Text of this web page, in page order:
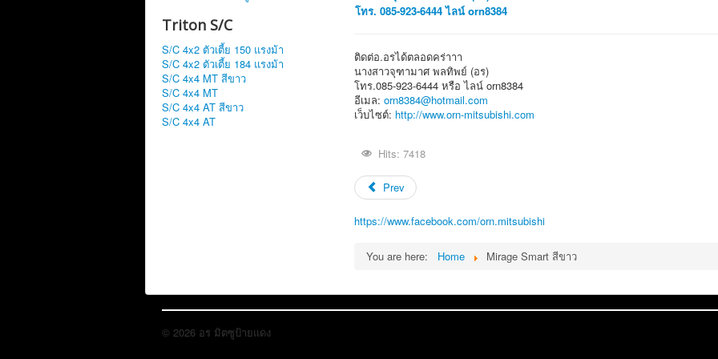
Triton S/C
S/C 4x2 ตัวเตี้ย 150 แรงม้า
S/C 4x2 ตัวเตี้ย 184 แรงม้า
S/C 4x4 MT สีขาว
S/C 4x4 MT
S/C 4x4 AT สีขาว
S/C 4x4 AT
โทร. 085-923-6444 ไลน์ orn8384
ติดต่อ.อรได้ตลอดคร่าาา
นางสาวจุฑามาศ พลทิพย์ (อร)
โทร.085-923-6444 หรือ ไลน์ orn8384
อีเมล: orn8384@hotmail.com
เว็บไซต์: http://www.orn-mitsubishi.com
Hits: 7418
Prev
https://www.facebook.com/orn.mitsubishi
You are here: Home Mirage Smart สีขาว
© 2026 อร มิตซูป้ายแดง